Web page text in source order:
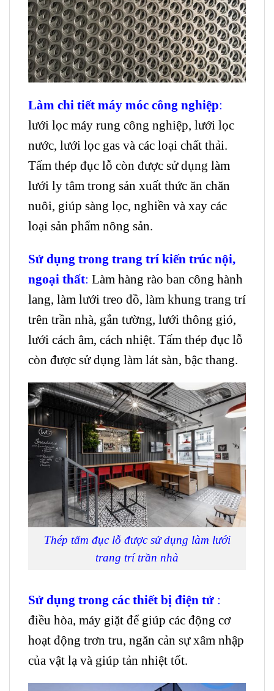
Làm chi tiết máy móc công nghiệp:
lưới lọc máy rung công nghiệp, lưới lọc
nước, lưới lọc gas và các loại chất thải.
Tấm thép đục lỗ còn được sử dụng làm
lưới ly tâm trong sản xuất thức ăn chăn
nuôi, giúp sàng lọc, nghiền và xay các
loại sản phẩm nông sản.
Sử dụng trong trang trí kiến trúc nội,
ngoại thất: Làm hàng rào ban công hành
lang, làm lưới treo đồ, làm khung trang trí
trên trần nhà, gắn tường, lưới thông gió,
lưới cách âm, cách nhiệt. Tấm thép đục lỗ
còn được sử dụng làm lát sàn, bậc thang.
Thép tấm đục lỗ được sử dụng làm lưới
trang trí trần nhà
Sử dụng trong các thiết bị điện tử :
điều hòa, máy giặt để giúp các động cơ
hoạt động trơn tru, ngăn cản sự xâm nhập
của vật lạ và giúp tản nhiệt tốt.